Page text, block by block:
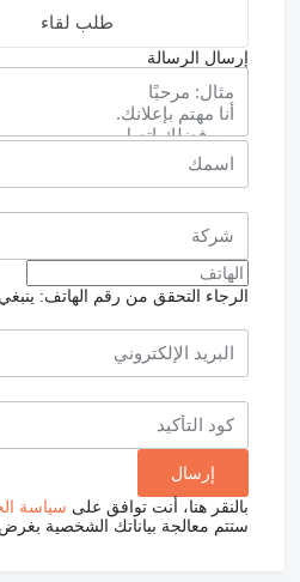
طلب لقاء
إرسال الرسالة
الرجاء التحقق من رقم الهاتف:
بالنقر هنا، أنت توافق على سياسة
ستتم معالجة بياناتك الشخصية